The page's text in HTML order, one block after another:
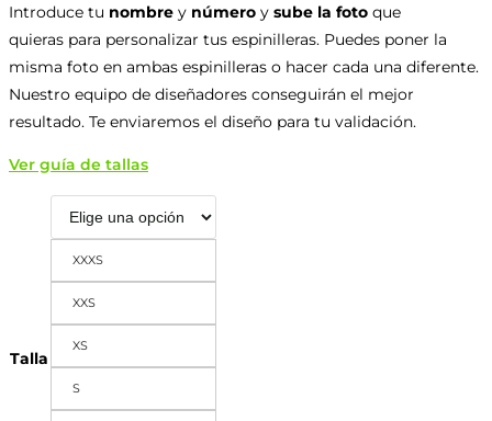
Introduce tu nombre y número y sube la foto que
quieras para personalizar tus espinilleras. Puedes poner la
misma foto en ambas espinilleras o hacer cada una diferente.
Nuestro equipo de diseñadores conseguirán el mejor
resultado. Te enviaremos el diseño para tu validación.
Ver guía de tallas
Talla
XXXS
XXS
XS
S